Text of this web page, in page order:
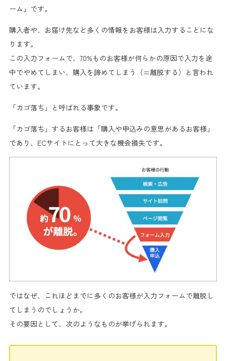
ーム」 です。
購入者や、お届け先など多くの情報をお客様は入力することにな
ります。
この入力フォームで、 70%ものお客様が何らかの原因で入力を途
中でやめて しまい、購入を諦めてしまう（=離脱する）と言われ
ています。
「カゴ落ち」と呼ばれる事象です。
「カゴ落ち」するお客様は 「購入や申込みの意思があるお客様」
であり、ECサイトにとって大きな機会損失です。
ではなぜ、これほどまでに多くのお客様が入力フォームで離脱し
てしまうのでしょうか。
その要因として、次のようなものが挙げられます。